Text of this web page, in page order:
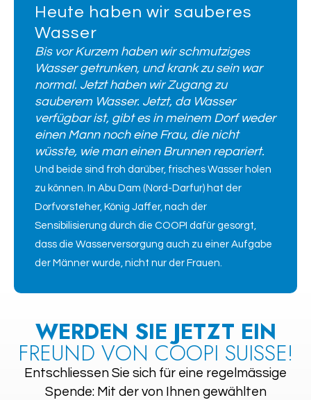
Heute haben wir sauberes
Wasser
Bis vor Kurzem haben wir schmutziges
Wasser getrunken, und krank zu sein war
normal. Jetzt haben wir Zugang zu
sauberem Wasser. Jetzt, da Wasser
verfügbar ist, gibt es in meinem Dorf weder
einen Mann noch eine Frau, die nicht
wüsste, wie man einen Brunnen repariert.
Und beide sind froh darüber, frisches Wasser holen
zu können. In Abu Dam (Nord-Darfur) hat der
Dorfvorsteher, König Jaffer, nach der
Sensibilisierung durch die COOPI dafür gesorgt,
dass die Wasserversorgung auch zu einer Aufgabe
der Männer wurde, nicht nur der Frauen.
WERDEN SIE JETZT EIN
FREUND VON COOPI SUISSE!
Entschliessen Sie sich für eine regelmässige
Spende: Mit der von Ihnen gewählten